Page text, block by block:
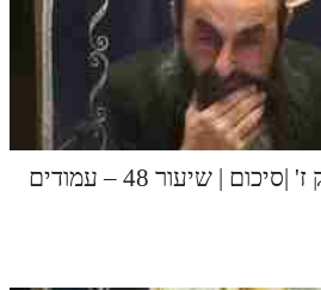
הדף היומי בתע"ס חלק ז' |סיכום | שיעור 48 – עמודים